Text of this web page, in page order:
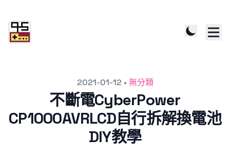
2021-01-12 • 無分類
不斷電CyberPower
CP1000AVRLCD自行拆解換電池
DIY教學